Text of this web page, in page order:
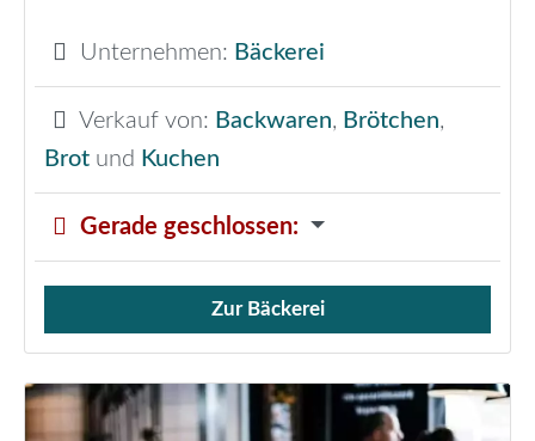
Unternehmen: Bäckerei
Verkauf von: Backwaren, Brötchen,
Brot und Kuchen
Gerade geschlossen:
Verkauf von Brötchen,
Zur Bäckerei